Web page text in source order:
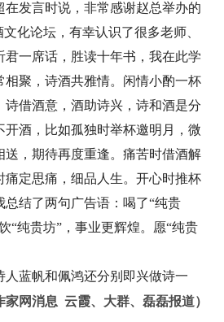
发言时说，非常感谢赵总举办的
化论坛，有幸认识了很多老师、
君一席话，胜读十年书，我在此学
相聚，诗酒共雅情。闲情小酌一杯
诗借酒意，酒助诗兴，诗和酒是分
开酒，比如孤独时举杯邀明月，微
送，期待再度重逢。痛苦时借酒解
痛定思痛，细品人生。开心时推杯
结了两句广告语：喝了“纯贵
“纯贵坊”，事业更辉煌。愿“纯贵
蓝帆和佩鸿还分别即兴做诗一
家网消息 云霞、大群、磊磊报道）